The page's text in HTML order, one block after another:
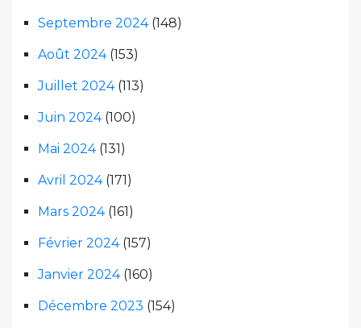
Septembre 2024(148)
Août 2024(153)
Juillet 2024(113)
Juin 2024(100)
Mai 2024(131)
Avril 2024(171)
Mars 2024(161)
Février 2024(157)
Janvier 2024(160)
Décembre 2023 (154)